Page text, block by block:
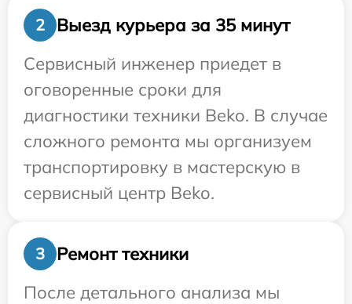
2
Выезд курьера за 35 минут
Сервисный инженер приедет в
оговоренные сроки для
диагностики техники Beko. В случае
сложного ремонта мы организуем
транспортировку в мастерскую в
сервисный центр Beko.
3
Ремонт техники
После детального анализа мы